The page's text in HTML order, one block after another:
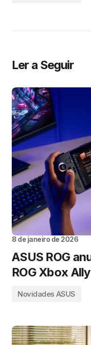
Ler a Seguir
8 de janeiro de 2026
ASUS ROG
ROG Xbox
Novidades ASUS